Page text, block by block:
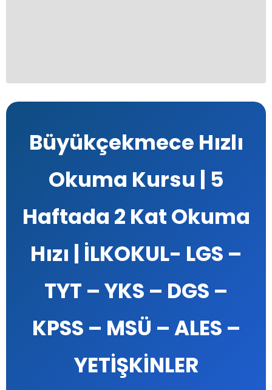
Büyükçekmece Hızlı
Okuma Kursu | 5
Haftada 2 Kat Okuma
Hızı | İLKOKUL- LGS –
TYT – YKS – DGS –
KPSS – MSÜ – ALES –
YETİŞKİNLER